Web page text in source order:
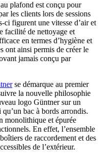
plafond est conçu pour
les clients lors de sessions
ci figurent une vitesse d’air et
facilité de nettoyage et
en termes d’hygiène et
ont ainsi permis de créer le
jamais conçu par
se démarque au premier
la nouvelle philosophie
logo Güntner sur un
bac à bords arrondis.
monolithique et épurée
En effet, l’ensemble
de raccordement et des
de l’extérieur.